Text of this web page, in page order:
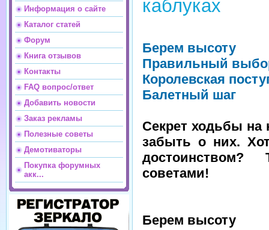
Информация о сайте
Каталог статей
Форум
Книга отзывов
Контакты
FAQ вопрос/ответ
Добавить новости
Заказ рекламы
Полезные советы
Демотиваторы
Покупка форумных
акк...
каблуках
Берем высоту
Правильный
Королевская
Балетный шаг
Секрет ходьбы на
забыть о них.
достоинством?
советами!
Берем высоту